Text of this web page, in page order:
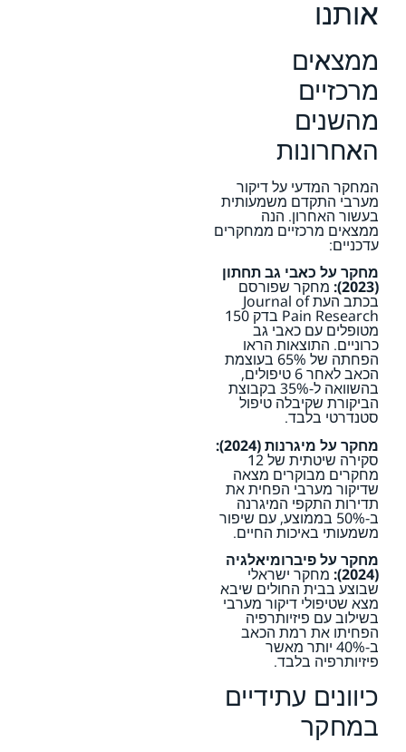
אותנו
ממצאים
מרכזיים
מהשנים
האחרונות
המחקר המדעי על דיקור
מערבי התקדם משמעותית
בעשור האחרון. הנה
ממצאים מרכזיים ממחקרים
עדכניים:
מחקר על כאבי גב תחתון
(2023): מחקר שפורסם
בכתב העת Journal of
Pain Research בדק 150
מטופלים עם כאבי גב
כרוניים. התוצאות הראו
הפחתה של 65% בעוצמת
הכאב לאחר 6 טיפולים,
בהשוואה ל-35% בקבוצת
הביקורת שקיבלה טיפול
סטנדרטי בלבד.
מחקר על מיגרנות (2024):
סקירה שיטתית של 12
מחקרים מבוקרים מצאה
שדיקור מערבי הפחית את
תדירות התקפי המיגרנה
ב-50% בממוצע, עם שיפור
משמעותי באיכות החיים.
מחקר על פיברומיאלגיה
(2024): מחקר ישראלי
שבוצע בבית החולים שיבא
מצא שטיפולי דיקור מערבי
בשילוב עם פיזיותרפיה
הפחיתו את רמת הכאב
ב-40% יותר מאשר
פיזיותרפיה בלבד.
כיוונים עתידיים
במחקר